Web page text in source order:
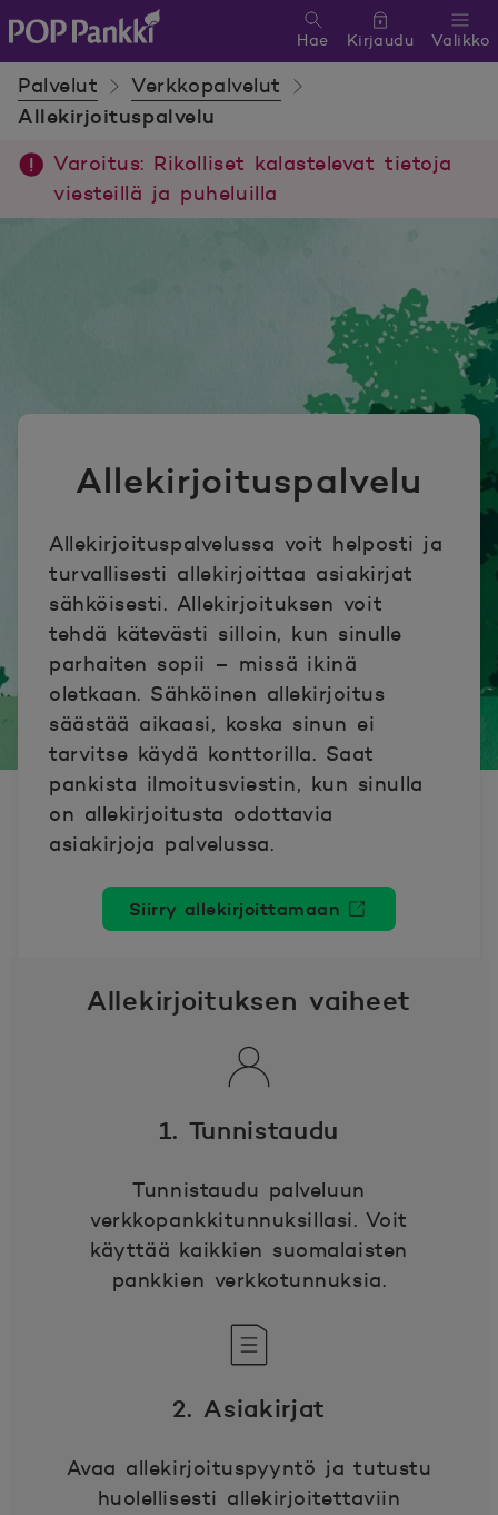
POP Pankki, etusivulle
Valikko
Hae Kirjaudu
Palvelut Verkkopalvelut
Allekirjoituspalvelu
Varoitus: Rikolliset kalastelevat tietoja
viesteillä ja puheluilla
Allekirjoituspalvelu
Allekirjoituspalvelussa voit helposti ja
turvallisesti allekirjoittaa asiakirjat
sähköisesti. Allekirjoituksen voit
tehdä kätevästi silloin, kun sinulle
parhaiten sopii – missä ikinä
oletkaan. Sähköinen allekirjoitus
säästää aikaasi, koska sinun ei
tarvitse käydä konttorilla. Saat
pankista ilmoitusviestin, kun sinulla
on allekirjoitusta odottavia
asiakirjoja palvelussa.
Siirry allekirjoittamaan
Avautuu uuteen ikkunaan.
Allekirjoituksen vaiheet
1. Tunnistaudu
Tunnistaudu palveluun
verkkopankkitunnuksillasi. Voit
käyttää kaikkien suomalaisten
pankkien verkkotunnuksia.
2. Asiakirjat
Avaa allekirjoituspyyntö ja tutustu
huolellisesti allekirjoitettaviin